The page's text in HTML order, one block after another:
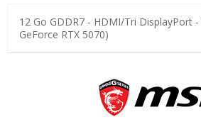
12 Go GDDR7 - HDMI/Tri DisplayPort -
GeForce RTX 5070)